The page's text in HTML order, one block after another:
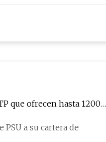
que ofrecen hasta 1200